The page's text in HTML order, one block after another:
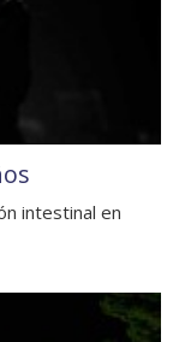
intestinal en